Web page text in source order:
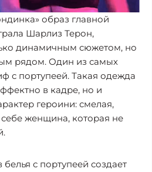
образ главной
Шарлиз Терон,
динамичным сюжетом, но
рядом. Один из самых
с портупеей. Такая одежда
в кадре, но и
героини: смелая,
женщина, которая не
с портупеей создает